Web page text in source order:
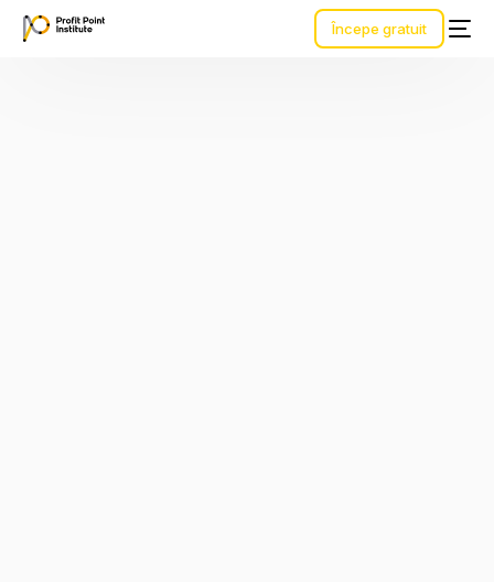
Începe gratuit